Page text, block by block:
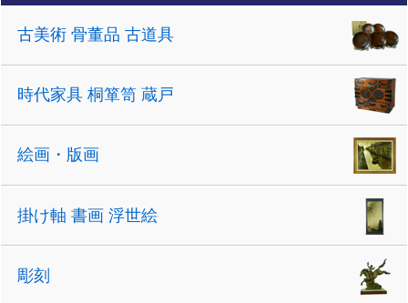
古美術 骨董品 古道具
時代家具 桐箪笥 蔵戸
絵画・版画
掛け軸 書画 浮世絵
彫刻